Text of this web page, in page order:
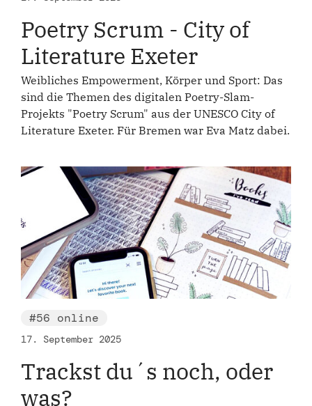
Poetry Scrum - City of
Literature Exeter
Weibliches Empowerment, Körper und Sport: Das
sind die Themen des digitalen Poetry-Slam-
Projekts "Poetry Scrum" aus der UNESCO City of
Literature Exeter. Für Bremen war Eva Matz dabei.
#56 online
17. September 2025
Trackst du´s noch, oder
was?